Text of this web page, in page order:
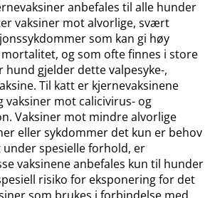
anbefales til alle hunder
vaksiner mot alvorlige, svært
som kan gi høy
og som ofte finnes i store
hund gjelder dette valpesyke-,
Til katt er kjernevaksinene
vaksiner mot calicivirus- og
Vaksiner mot mindre alvorlige
eller sykdommer det kun er behov
spesielle forhold, er
vaksinene anbefales kun til hunder
risiko for eksponering for det